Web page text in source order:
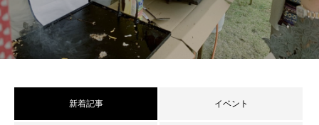
新着記事 イベント